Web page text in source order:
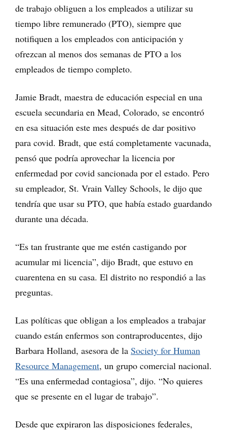
de trabajo obliguen a los empleados a utilizar su
tiempo libre remunerado (PTO), siempre que
notifiquen a los empleados con anticipación y
ofrezcan al menos dos semanas de PTO a los
empleados de tiempo completo.
Jamie Bradt, maestra de educación especial en una
escuela secundaria en Mead, Colorado, se encontró
en esa situación este mes después de dar positivo
para covid. Bradt, que está completamente vacunada,
pensó que podría aprovechar la licencia por
enfermedad por covid sancionada por el estado. Pero
su empleador, St. Vrain Valley Schools, le dijo que
tendría que usar su PTO, que había estado guardando
durante una década.
“Es tan frustrante que me estén castigando por
acumular mi licencia”, dijo Bradt, que estuvo en
cuarentena en su casa. El distrito no respondió a las
preguntas.
Las políticas que obligan a los empleados a trabajar
cuando están enfermos son contraproducentes, dijo
Barbara Holland, asesora de la Society for Human
Resource Management, un grupo comercial nacional.
“Es una enfermedad contagiosa”, dijo. “No quieres
que se presente en el lugar de trabajo”.
Desde que expiraron las disposiciones federales,